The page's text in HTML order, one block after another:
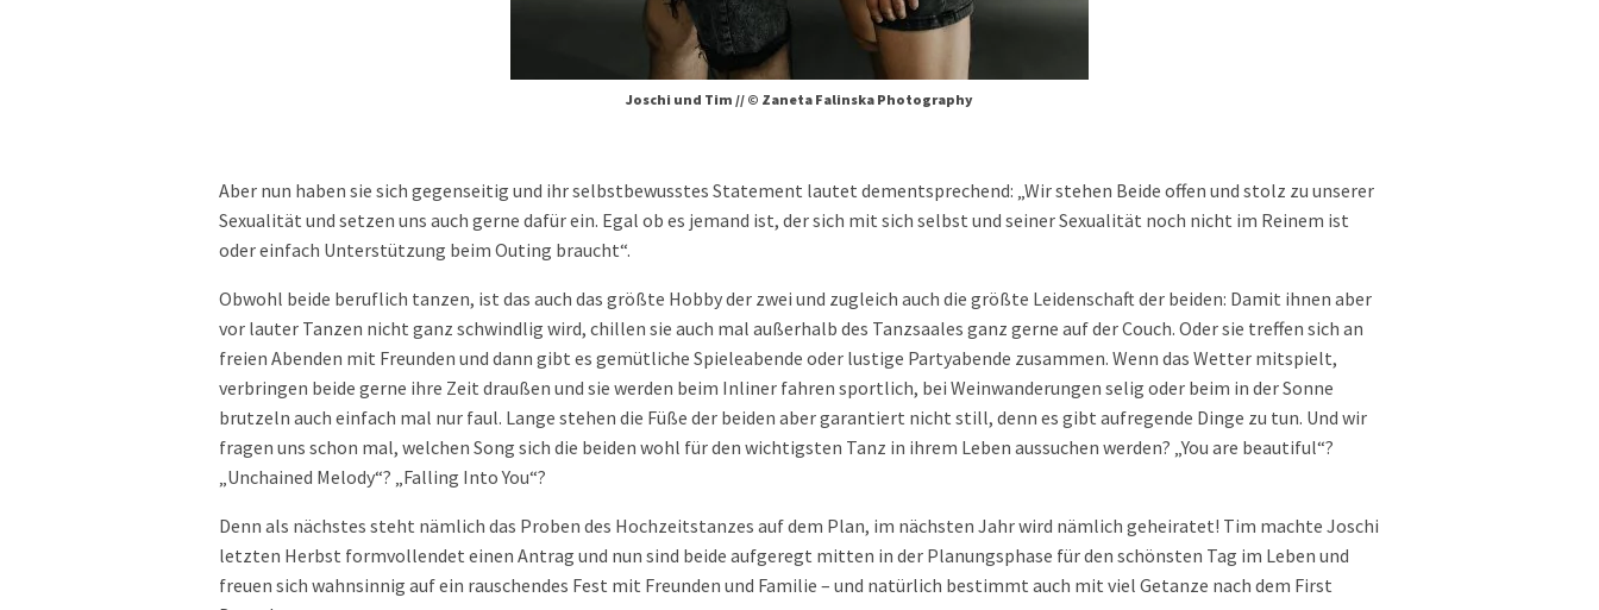
Joschi und Tim // © Zaneta Falinska Photography
Aber nun haben sie sich gegenseitig und ihr selbstbewusstes Statement lautet dementsprechend: „Wir stehen Beide offen und stolz zu unserer
Sexualität und setzen uns auch gerne dafür ein. Egal ob es jemand ist, der sich mit sich selbst und seiner Sexualität noch nicht im Reinem ist
oder einfach Unterstützung beim Outing braucht“.
Obwohl beide beruflich tanzen, ist das auch das größte Hobby der zwei und zugleich auch die größte Leidenschaft der beiden: Damit ihnen aber
vor lauter Tanzen nicht ganz schwindlig wird, chillen sie auch mal außerhalb des Tanzsaales ganz gerne auf der Couch. Oder sie treffen sich an
freien Abenden mit Freunden und dann gibt es gemütliche Spieleabende oder lustige Partyabende zusammen. Wenn das Wetter mitspielt,
verbringen beide gerne ihre Zeit draußen und sie werden beim Inliner fahren sportlich, bei Weinwanderungen selig oder beim in der Sonne
brutzeln auch einfach mal nur faul. Lange stehen die Füße der beiden aber garantiert nicht still, denn es gibt aufregende Dinge zu tun. Und wir
fragen uns schon mal, welchen Song sich die beiden wohl für den wichtigsten Tanz in ihrem Leben aussuchen werden? „You are beautiful“?
„Unchained Melody“? „Falling Into You“?
Denn als nächstes steht nämlich das Proben des Hochzeitstanzes auf dem Plan, im nächsten Jahr wird nämlich geheiratet! Tim machte Joschi
letzten Herbst formvollendet einen Antrag und nun sind beide aufgeregt mitten in der Planungsphase für den schönsten Tag im Leben und
freuen sich wahnsinnig auf ein rauschendes Fest mit Freunden und Familie – und natürlich bestimmt auch mit viel Getanze nach dem First